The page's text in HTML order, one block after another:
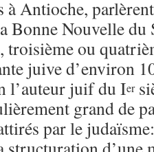
à Antioche,
Bonne Nouvelle du
troisième ou
juive d’environ
l’auteur juif du Ier
grand de
par le